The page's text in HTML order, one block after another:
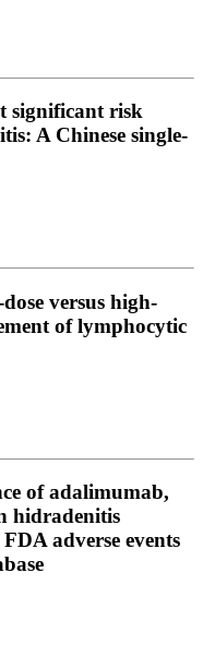
significant risk
A Chinese single-
versus high-
of lymphocytic
of adalimumab,
hidradenitis
adverse events